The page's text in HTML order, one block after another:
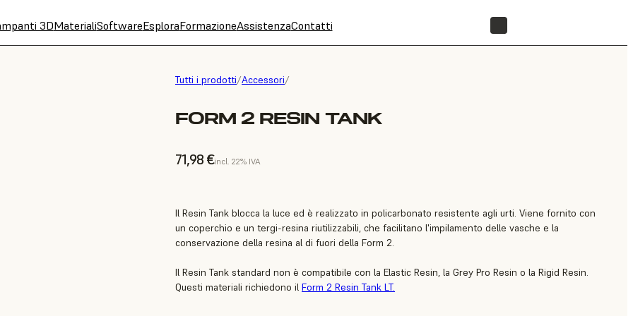
3DMaterialiSoftwareEsploraFormazioneAssistenzaContatti
Tutti i prodotti/Accessori/
FORM 2 RESIN TANK
71,98 €incl. 22% IVA
Il Resin Tank blocca la luce ed è realizzato in policarbonato resistente agli urti. Viene fornito con
un coperchio e un tergi-resina riutilizzabili, che facilitano l'impilamento delle vasche e la
conservazione della resina al di fuori della Form 2.
Il Resin Tank standard non è compatibile con la Elastic Resin, la Grey Pro Resin o la Rigid Resin.
Questi materiali richiedono il Form 2 Resin Tank LT.